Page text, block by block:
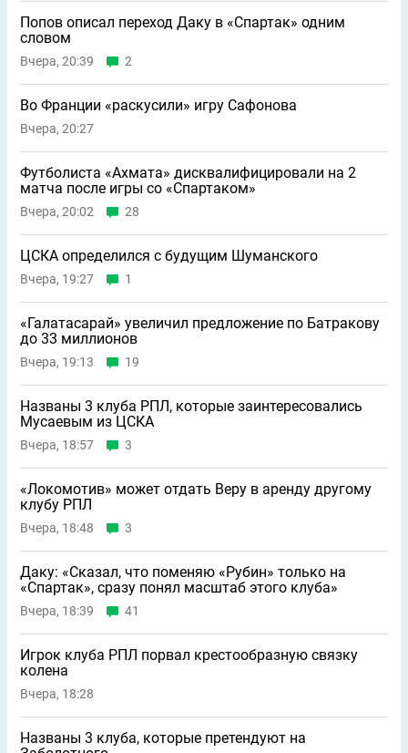
Попов описал переход Даку в «Спартак» одним
словом
Вчера, 20:39 2
Во Франции «раскусили» игру Сафонова
Вчера, 20:27
Футболиста «Ахмата» дисквалифицировали на 2
матча после игры со «Спартаком»
Вчера, 20:02 28
ЦСКА определился с будущим Шуманского
Вчера, 19:27 1
«Галатасарай» увеличил предложение по Батракову
до 33 миллионов
Вчера, 19:13 19
Названы 3 клуба РПЛ, которые заинтересовались
Мусаевым из ЦСКА
Вчера, 18:57 3
«Локомотив» может отдать Веру в аренду другому
клубу РПЛ
Вчера, 18:48 3
Даку: «Сказал, что поменяю «Рубин» только на
«Спартак», сразу понял масштаб этого клуба»
Вчера, 18:39 41
Игрок клуба РПЛ порвал крестообразную связку
колена
Вчера, 18:28
Названы 3 клуба, которые претендуют на